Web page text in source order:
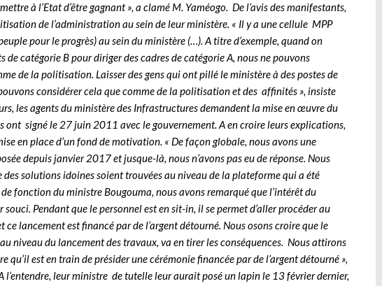
à l’Etat d’être gagnant », a clamé M. Yaméogo. De l’avis des manifestants,
de l’administration au sein de leur ministère. « Il y a une cellule MPP
pour le progrès) au sein du ministère (…). A titre d’exemple, quand on
de catégorie B pour diriger des cadres de catégorie A, nous ne pouvons
de la politisation. Laisser des gens qui ont pillé le ministère à des postes de
considérer cela que comme de la politisation et des affinités », insiste
les agents du ministère des Infrastructures demandent la mise en œuvre du
ont signé le 27 juin 2011 avec le gouvernement. A en croire leurs explications,
en place d’un fond de motivation. « De façon globale, nous avons une
depuis janvier 2017 et jusque-là, nous n’avons pas eu de réponse. Nous
des solutions idoines soient trouvées au niveau de la plateforme qui a été
fonction du ministre Bougouma, nous avons remarqué que l’intérêt du
souci. Pendant que le personnel est en sit-in, il se permet d’aller procéder au
ce lancement est financé par de l’argent détourné. Nous osons croire que le
niveau du lancement des travaux, va en tirer les conséquences. Nous attirons
qu’il est en train de présider une cérémonie financée par de l’argent détourné »,
l’entendre, leur ministre de tutelle leur aurait posé un lapin le 13 février dernier,